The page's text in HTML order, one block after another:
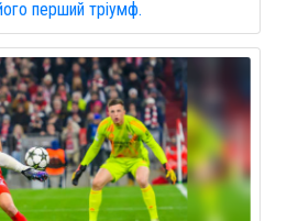
перший тріумф.